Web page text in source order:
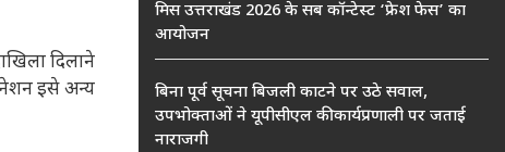
दिलाने
इसे अन्य
मिस उत्तराखंड 2026 के सब कॉन्टेस्ट ‘फ्रेश फेस’ का
आयोजन
बिना पूर्व सूचना बिजली काटने पर उठे सवाल,
उपभोक्ताओं ने यूपीसीएल की कार्यप्रणाली पर जताई
नाराजगी